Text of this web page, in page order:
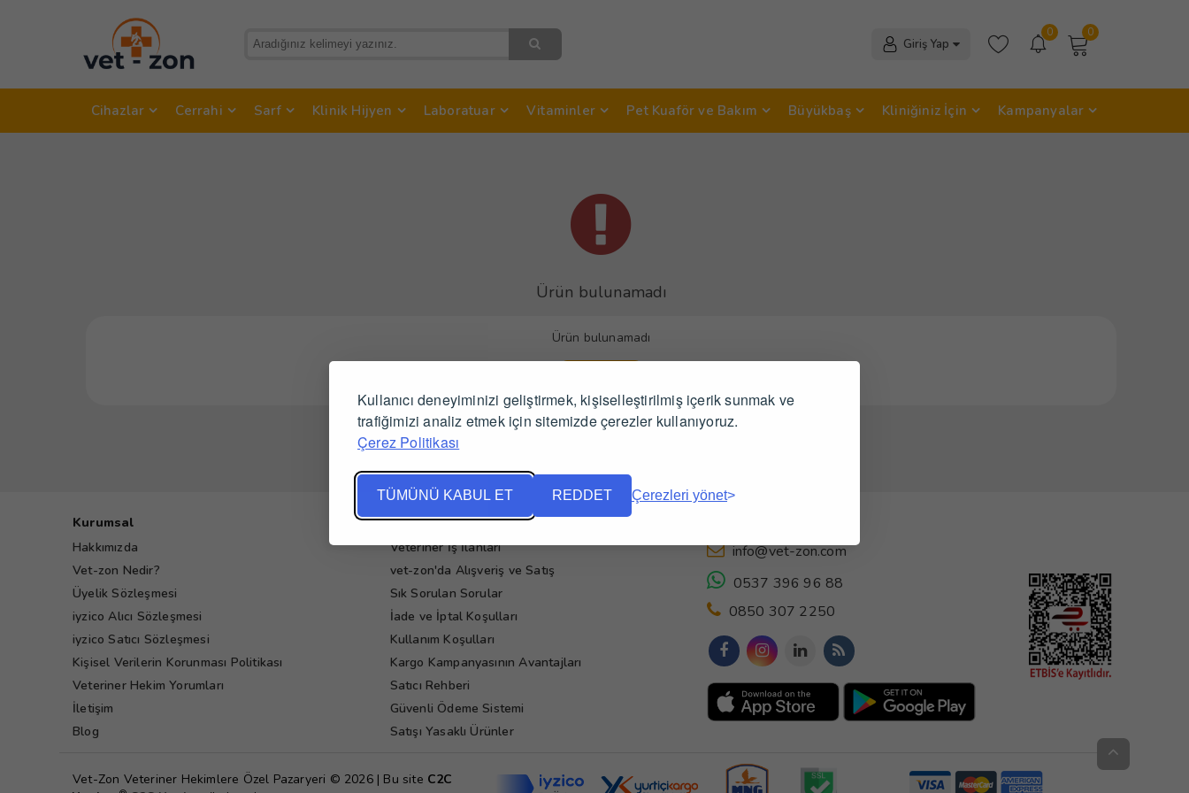
Kullanıcı deneyiminizi geliştirmek, kişiselleştirilmiş içerik sunmak ve
trafiğimizi analiz etmek için sitemizde çerezler kullanıyoruz.
Çerez Politikası
TÜMÜNÜ KABUL ET REDDET Çerezleri yönet
0
0
Giriş Yap
Cihazlar Cerrahi Sarf Klinik Hijyen Laboratuar Vitaminler Pet Kuaför ve Bakım Büyükbaş Kliniğiniz İçin Kampanyalar
Ürün bulunamadı
Ürün bulunamadı
Kurumsal
Hakkımızda
Vet-zon Nedir?
Üyelik Sözleşmesi
iyzico Alıcı Sözleşmesi
iyzico Satıcı Sözleşmesi
Kişisel Verilerin Korunması Politikası
Veteriner Hekim Yorumları
İletişim
Blog
Yardım
Veteriner İş İlanları
vet-zon'da Alışveriş ve Satış
Sık Sorulan Sorular
İade ve İptal Koşulları
Kullanım Koşulları
Kargo Kampanyasının Avantajları
Satıcı Rehberi
Güvenli Ödeme Sistemi
Satışı Yasaklı Ürünler
info@vet-zon.com
0537 396 96 88
0850 307 2250
Vet-Zon Veteriner Hekimlere Özel Pazaryeri © 2026 | Bu site C2C